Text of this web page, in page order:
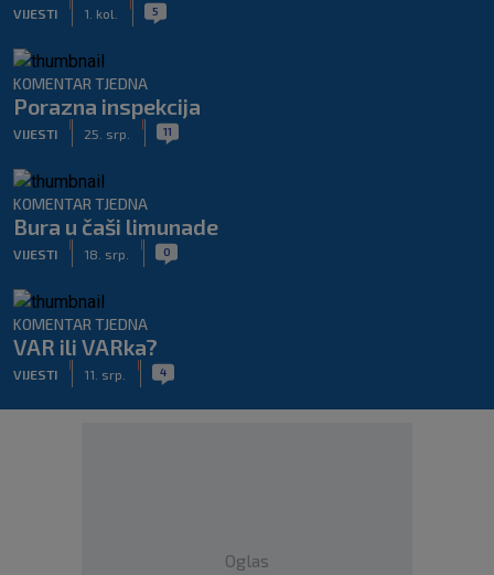
VIJESTI 1. kol. 5
KOMENTAR TJEDNA
Porazna inspekcija
VIJESTI 25. srp. 11
KOMENTAR TJEDNA
Bura u čaši limunade
VIJESTI 18. srp. 0
KOMENTAR TJEDNA
VAR ili VARka?
VIJESTI 11. srp. 4
Oglas